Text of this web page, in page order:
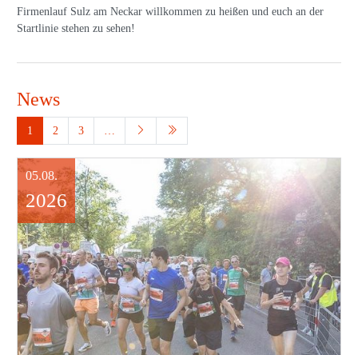
Firmenlauf Sulz am Neckar willkommen zu heißen und euch an der
Startlinie stehen zu sehen!
News
1 2 3
05.08.
2026